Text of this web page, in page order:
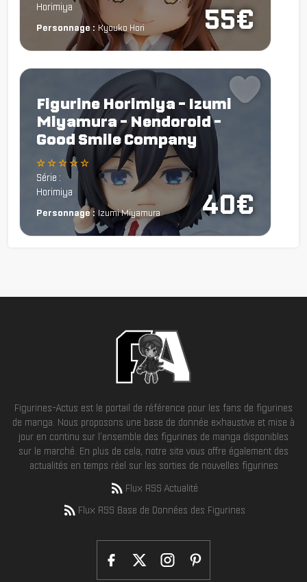
55€
Horimiya
Personnage : Kyouko Hori
40€
Figurine Horimiya - Izumi
Miyamura - Nendoroid -
Good Smile Company
☆ ☆ ☆ ☆ ☆
Série :
Horimiya
Personnage : Izumi Miyamura
Figurines-Actus est le portail de référence pour les fans de figurines
de manga. Nous proposons une base de donnée exhaustive et mise à
jour en continu sur l'ensemble des figurines de manga disponibles
sur le marché. En plus de cela, notre site vous offre également des
actualités en temps réel sur les sorties de nouvelles figurines
Flux RSS Actualité
Flux RSS Base de Données des Figurines